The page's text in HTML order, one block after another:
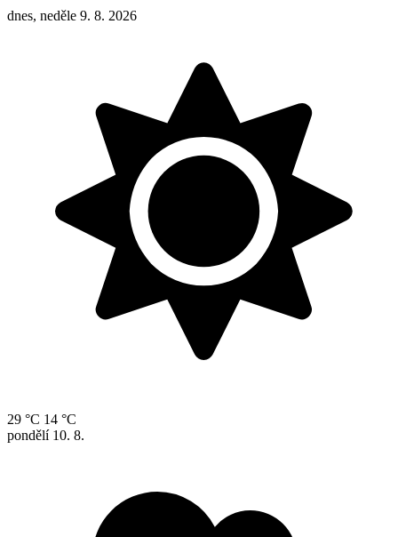
dnes, neděle 9. 8. 2026
29 °C 14 °C
pondělí 10. 8.